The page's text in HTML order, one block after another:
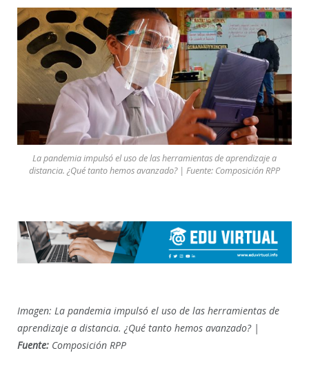
La pandemia impulsó el uso de las herramientas de aprendizaje a
distancia. ¿Qué tanto hemos avanzado? | Fuente: Composición RPP
Imagen: La pandemia impulsó el uso de las herramientas de
aprendizaje a distancia. ¿Qué tanto hemos avanzado? |
Fuente: Composición RPP